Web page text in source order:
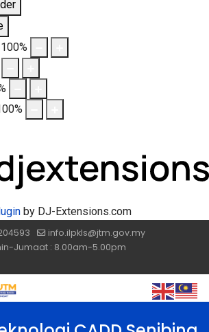
100%
%
by DJ-Extensions.com
info.ilpkls@jtm.gov.my
Jumaat : 8.00am-5.00pm